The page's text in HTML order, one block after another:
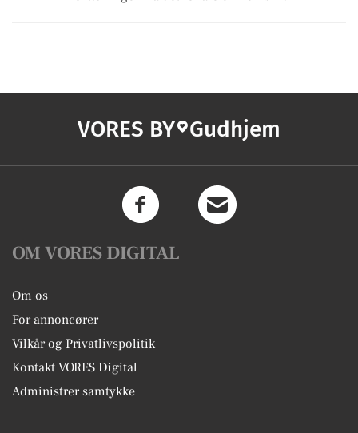
VORES BY Gudhjem
OM VORES DIGITAL
Om os
For annoncører
Vilkår og Privatlivspolitik
Kontakt VORES Digital
Administrer samtykke